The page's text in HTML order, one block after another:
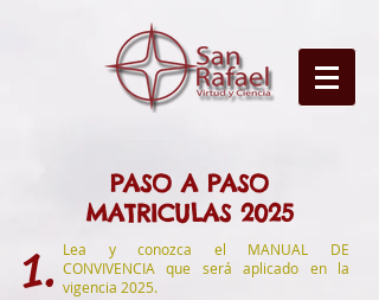
PASO A PASO
MATRICULAS 2025
Lea y conozca el MANUAL DE
CONVIVENCIA que será aplicado en la
vigencia 2025.
1.